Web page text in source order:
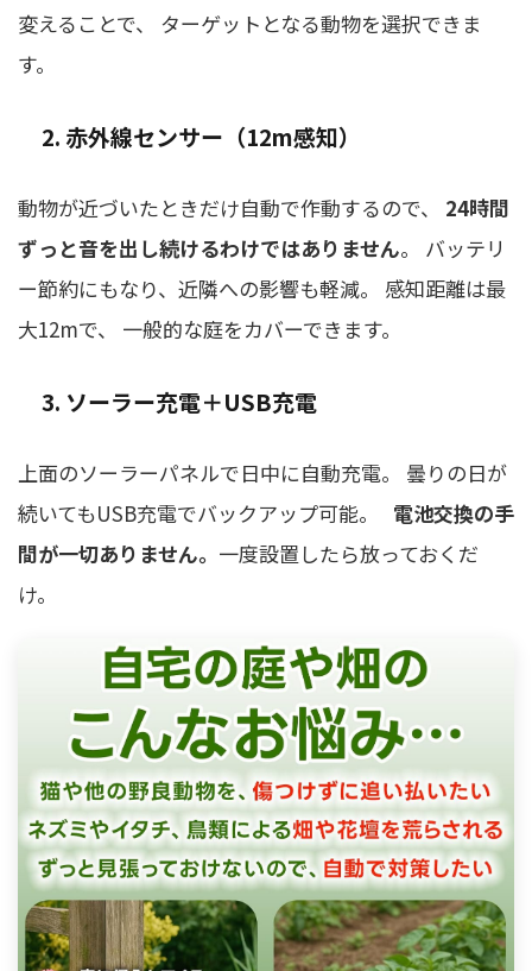
変えることで、 ターゲットとなる動物を選択できま
す。
2. 赤外線センサー（12m感知）
動物が近づいたときだけ自動で作動するので、 24時間
ずっと音を出し続けるわけではありません。 バッテリ
ー節約にもなり、近隣への影響も軽減。 感知距離は最
大12mで、 一般的な庭をカバーできます。
3. ソーラー充電＋USB充電
上面のソーラーパネルで日中に自動充電。 曇りの日が
続いてもUSB充電でバックアップ可能。 電池交換の手
間が一切ありません。 一度設置したら放っておくだ
け。